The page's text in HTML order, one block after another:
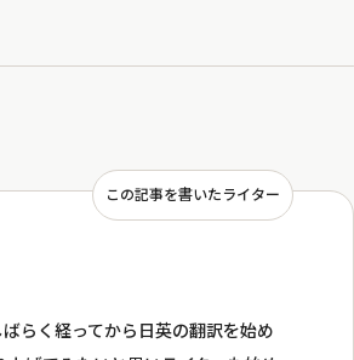
この記事を書いたライター
らく経ってから日英の翻訳を始め